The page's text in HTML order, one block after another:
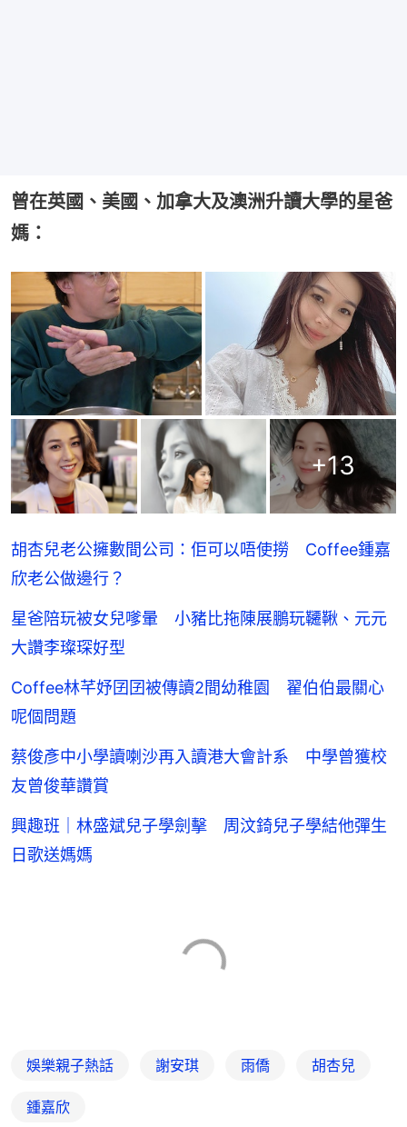
曾在英國、美國、加拿大及澳洲升讀大學的星爸
媽：
+13
胡杏兒老公擁數間公司：佢可以唔使撈 Coffee鍾嘉
欣老公做邊行？
星爸陪玩被女兒嗲暈 小豬比拖陳展鵬玩韆鞦、元元
大讚李璨琛好型
Coffee林芊妤囝囝被傳讀2間幼稚園 翟伯伯最關心
呢個問題
蔡俊彥中小學讀喇沙再入讀港大會計系 中學曾獲校
友曾俊華讚賞
興趣班｜林盛斌兒子學劍擊 周汶錡兒子學結他彈生
日歌送媽媽
娛樂親子熱話 謝安琪 雨僑 胡杏兒
鍾嘉欣